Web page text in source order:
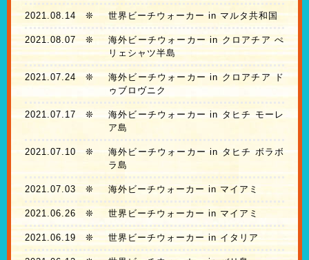
2021.08.14❊ 世界ビーチウォーカー in マルタ共和国
2021.08.07❊
海外ビーチウォーカー in クロアチア ぺ
リェシャツ半島
2021.07.24 ❊
海外ビーチウォーカー in クロアチア ド
ゥブロヴニク
2021.07.17 ❊
海外ビーチウォーカー in タヒチ モーレ
ア島
2021.07.10 ❊
海外ビーチウォーカー in タヒチ ボラボ
ラ島
2021.07.03 ❊ 海外ビーチウォーカー in マイアミ
2021.06.26 ❊ 世界ビーチウォーカー in マイアミ
2021.06.19 ❊ 世界ビーチウォーカー in イタリア